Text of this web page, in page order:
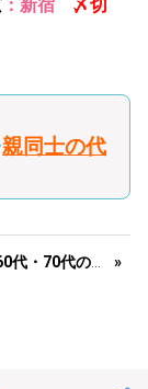
：新宿 〆切
親同士の代
寿2025年3月
・70代の方向けのフォンテーヌコースができました！ »